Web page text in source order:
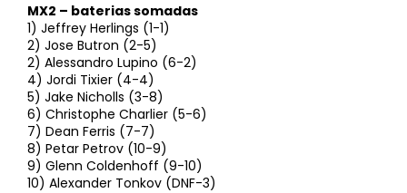
MX2 – baterias somadas
1) Jeffrey Herlings (1-1)
2) Jose Butron (2-5)
2) Alessandro Lupino (6-2)
4) Jordi Tixier (4-4)
5) Jake Nicholls (3-8)
6) Christophe Charlier (5-6)
7) Dean Ferris (7-7)
8) Petar Petrov (10-9)
9) Glenn Coldenhoff (9-10)
10) Alexander Tonkov (DNF-3)